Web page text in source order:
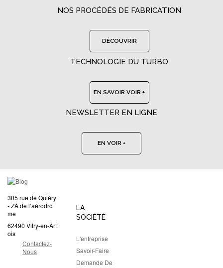
NOS PROCÉDÉS DE FABRICATION
DÉCOUVRIR
TECHNOLOGIE DU TURBO
EN SAVOIR VOIR +
NEWSLETTER EN LIGNE
EN VOIR +
305 rue de Quiéry
- ZA de l’aérodro
me
62490 Vitry-en-Art
ois
Contactez-
Nous
LA
SOCIÉTÉ
L'entreprise
Savoir-Faire
Demande De